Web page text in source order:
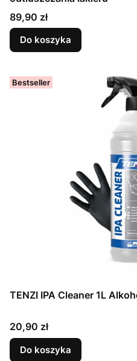
Cena
89,90 zł
Do koszyka
Bestseller
TENZI IPA Cleaner 1L
Cena
20,90 zł
Do koszyka